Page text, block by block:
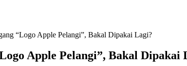
“Logo Apple Pelangi”, Bakal Dipakai Lagi?
Apple Pelangi”, Bakal Dipakai